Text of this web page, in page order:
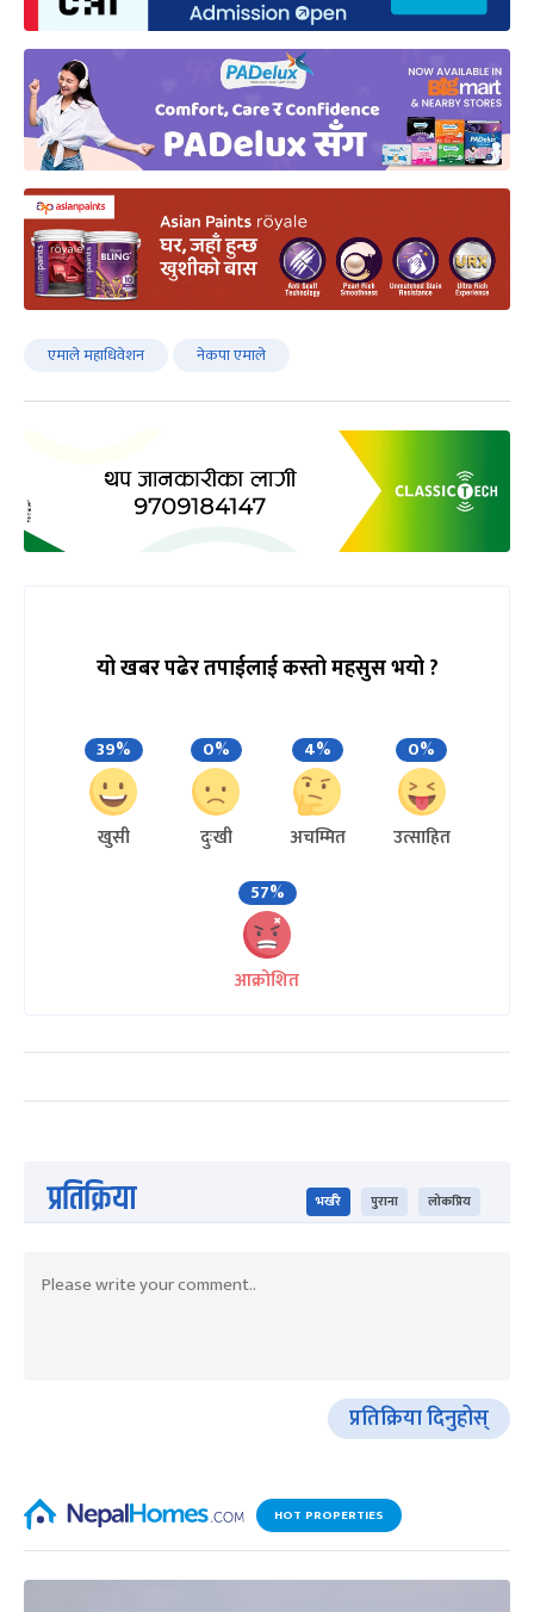
एमाले महाधिवेशन नेकपा एमाले
यो खबर पढेर तपाईलाई कस्तो महसुस भयो ?
39%
खुसी
0%
दुःखी
4%
अचम्मित
0%
उत्साहित
57%
आक्रोशित
प्रतिक्रिया भर्खरै पुराना लोकप्रिय
प्रतिक्रिया दिनुहोस्
HOT PROPERTIES